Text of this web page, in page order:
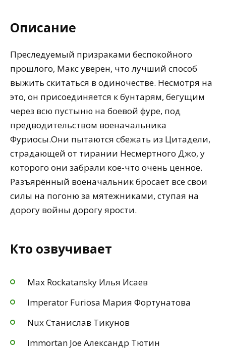
Описание
Преследуемый призраками беспокойного
прошлого, Макс уверен, что лучший способ
выжить скитаться в одиночестве. Несмотря на
это, он присоединяется к бунтарям, бегущим
через всю пустыню на боевой фуре, под
предводительством военачальника
Фуриосы.Они пытаются сбежать из Цитадели,
страдающей от тирании Несмертного Джо, у
которого они забрали кое-что очень ценное.
Разъярённый военачальник бросает все свои
силы на погоню за мятежниками, ступая на
дорогу войны дорогу ярости.
Кто озвучивает
Max Rockatansky Илья Исаев
Imperator Furiosa Мария Фортунатова
Nux Станислав Тикунов
Immortan Joe Александр Тютин